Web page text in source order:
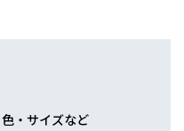
・サイズなど